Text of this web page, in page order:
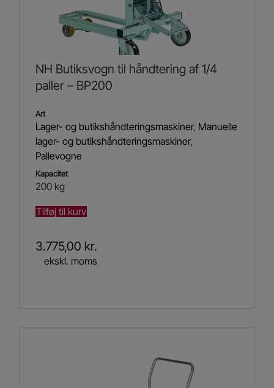
NH Butiksvogn til håndtering af 1/4
paller – BP200
Art
Lager- og butikshåndteringsmaskiner, Manuelle
lager- og butikshåndteringsmaskiner,
Pallevogne
Kapacitet
200 kg
Tilføj til kurv
3.775,00 kr.
ekskl. moms